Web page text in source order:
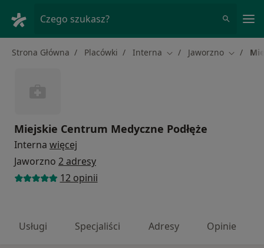
Czego szukasz?
Strona Główna Placówki Interna Zmień miasto
Jaworzno Zmień
Miejskie Centrum Medyczne Podłęże
Interna więcej
Jaworzno 2 adresy
12 opinii
Usługi Specjaliści Adresy Opinie